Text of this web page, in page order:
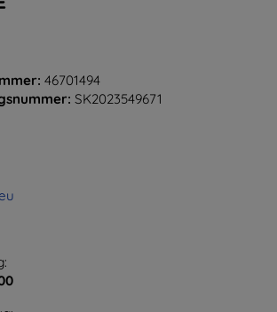
46701494
SK2023549671